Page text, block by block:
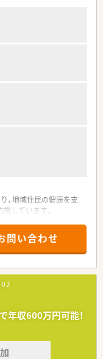
導入されており、業務
す。
ンターは患者様と座っ
。
薬剤師と事務スタッフ
OTC医薬品の提案な
します。
的に実施し、通院が困
、地域住民の健康を支
しています。
対応できます。
ぼり、重めの処方内容
ことが可能です。
り、地域の方々と座っ
して迎えます。
にしており、長期的に
求めています。
おり、在宅業務やOTC
歓迎します。
問い合わせ
年収600万円可能！